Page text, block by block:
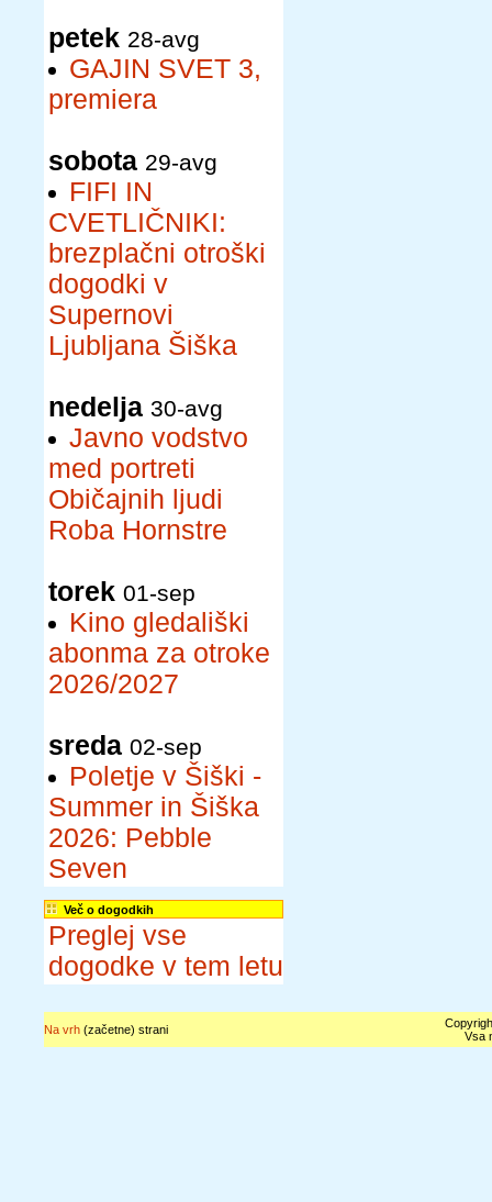
petek 28-avg
GAJIN SVET 3,
premiera
sobota 29-avg
FIFI IN
CVETLIČNIKI:
brezplačni otroški
dogodki v
Supernovi
Ljubljana Šiška
nedelja 30-avg
Javno vodstvo
med portreti
Običajnih ljudi
Roba Hornstre
torek 01-sep
Kino gledališki
abonma za otroke
2026/2027
sreda 02-sep
Poletje v Šiški -
Summer in Šiška
2026: Pebble
Seven
Več o dogodkih
Preglej vse
dogodke v tem letu
Na vrh(začetne) strani
Vsa